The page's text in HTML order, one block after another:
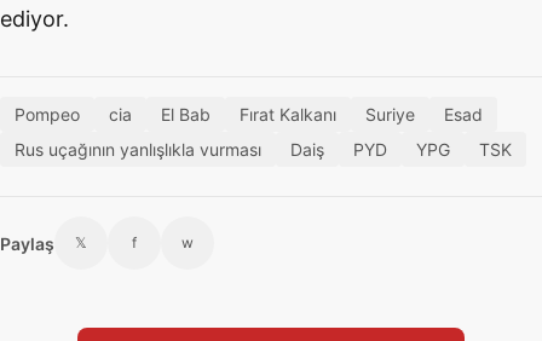
ediyor.
Pompeo cia El Bab Fırat Kalkanı Suriye
Esad
Rus uçağının yanlışlıkla vurması
Daiş PYD YPG TSK
Paylaş 𝕏 f w